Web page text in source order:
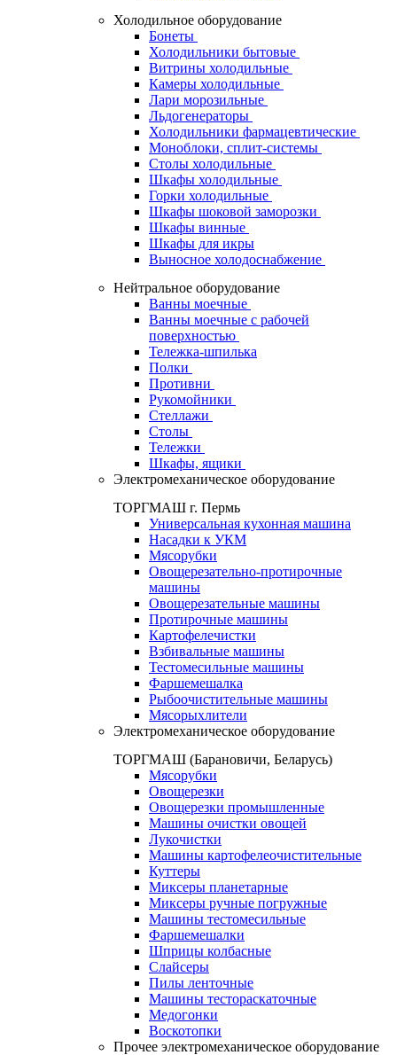
Холодильное оборудование
Бонеты
Холодильники бытовые
Витрины холодильные
Камеры холодильные
Лари морозильные
Льдогенераторы
Холодильники фармацевтические
Моноблоки, сплит-системы
Столы холодильные
Шкафы холодильные
Горки холодильные
Шкафы шоковой заморозки
Шкафы винные
Шкафы для икры
Выносное холодоснабжение
Нейтральное оборудование
Ванны моечные
Ванны моечные с рабочей
поверхностью
Тележка-шпилька
Полки
Противни
Рукомойники
Стеллажи
Столы
Тележки
Шкафы, ящики
Электромеханическое оборудование
ТОРГМАШ г. Пермь
Универсальная кухонная машина
Насадки к УКМ
Мясорубки
Овощерезательно-протирочные
машины
Овощерезательные машины
Протирочные машины
Картофелечистки
Взбивальные машины
Тестомесильные машины
Фаршемешалка
Рыбоочистительные машины
Мясорыхлители
Электромеханическое оборудование
ТОРГМАШ (Барановичи, Беларусь)
Мясорубки
Овощерезки
Овощерезки промышленные
Машины очистки овощей
Лукочистки
Машины картофелеочистительные
Куттеры
Миксеры планетарные
Миксеры ручные погружные
Машины тестомесильные
Фаршемешалки
Шприцы колбасные
Слайсеры
Пилы ленточные
Машины тестораскаточные
Медогонки
Воскотопки
Прочее электромеханическое оборудование